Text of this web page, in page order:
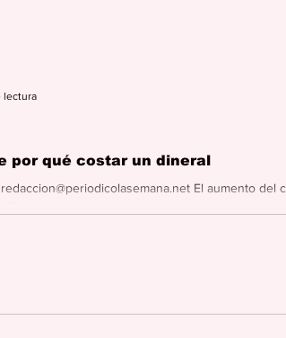
por qué costar un dineral
El aumento
lectura
Supermarket anunciasu gran